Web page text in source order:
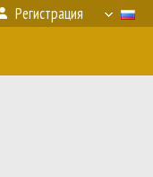
Регистрация